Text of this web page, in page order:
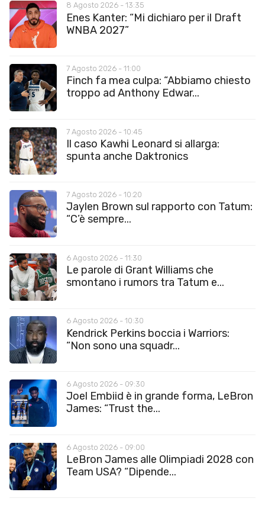
8 Agosto 2026 - 13:35
Enes Kanter: “Mi dichiaro per il Draft
WNBA 2027”
7 Agosto 2026 - 11:00
Finch fa mea culpa: “Abbiamo chiesto
troppo ad Anthony Edwar...
7 Agosto 2026 - 10:45
Il caso Kawhi Leonard si allarga:
spunta anche Daktronics
7 Agosto 2026 - 10:20
Jaylen Brown sul rapporto con Tatum:
“C’è sempre...
6 Agosto 2026 - 11:30
Le parole di Grant Williams che
smontano i rumors tra Tatum e...
6 Agosto 2026 - 10:30
Kendrick Perkins boccia i Warriors:
“Non sono una squadr...
6 Agosto 2026 - 09:30
Joel Embiid è in grande forma, LeBron
James: “Trust the...
6 Agosto 2026 - 09:00
LeBron James alle Olimpiadi 2028 con
Team USA? “Dipende...